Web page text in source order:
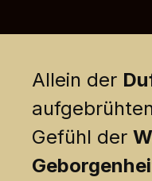
Allein der
Gefühl der